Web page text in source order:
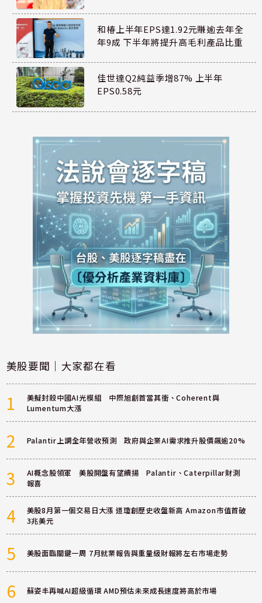
和椿上半年EPS達1.92元賺逾去年全
年9成 下半年將提升高毛利產品比重
佳世達Q2純益季增87% 上半年
EPS0.58元
美股要聞｜大家都在看
1
美擬封殺中國AI光模組 中際旭創首當其衝、Coherent與
Lumentum大漲
2 Palantir上調全年營收預測 政府與企業AI需求推升股價飆逾20%
3
AI概念股領軍 美股開盤有望續揚 Palantir、Caterpillar財測
報喜
4
美股8月第一個交易日大漲 道瓊創歷史收盤新高 Amazon市值首破
3兆美元
5 美股面臨關鍵一周 7月就業報告與重量級財報將左右市場走勢
6 蘇姿丰再喊AI超級循環 AMD預估未來成長速度將高於市場